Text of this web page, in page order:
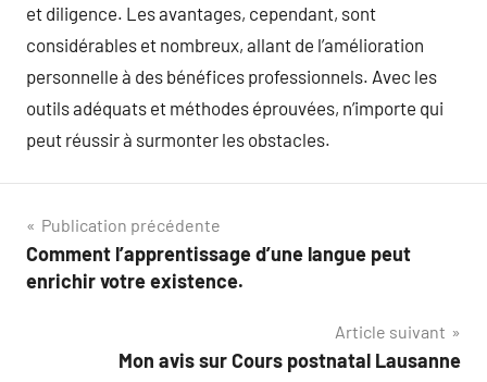
et diligence. Les avantages, cependant, sont
considérables et nombreux, allant de l’amélioration
personnelle à des bénéfices professionnels. Avec les
outils adéquats et méthodes éprouvées, n’importe qui
peut réussir à surmonter les obstacles.
Navigation
de
Publication précédente
Comment l’apprentissage d’une langue peut
enrichir votre existence.
Article suivant
Mon avis sur Cours postnatal Lausanne